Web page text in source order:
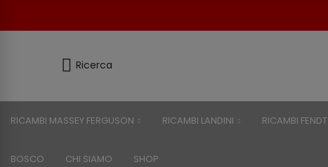
Ricerca
RICAMBI MASSEY FERGUSON RICAMBI LANDINI RICAMBI FENDT
BOSCO CHI SIAMO SHOP